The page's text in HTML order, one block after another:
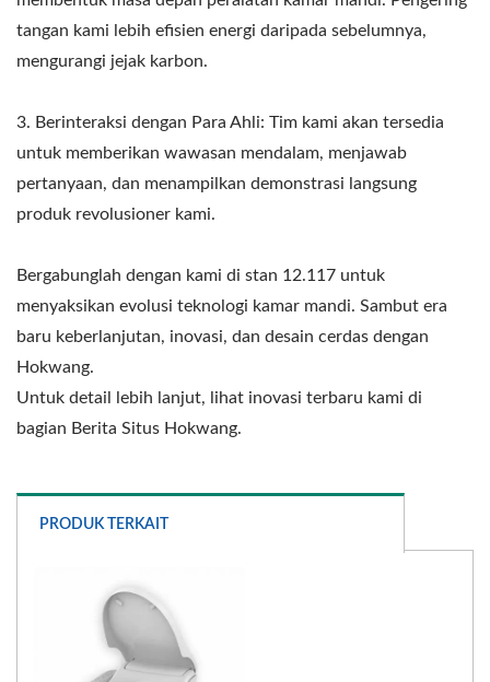
tangan kami lebih efisien energi daripada sebelumnya,
mengurangi jejak karbon.
3. Berinteraksi dengan Para Ahli: Tim kami akan tersedia
untuk memberikan wawasan mendalam, menjawab
pertanyaan, dan menampilkan demonstrasi langsung
produk revolusioner kami.
Bergabunglah dengan kami di stan 12.117 untuk
menyaksikan evolusi teknologi kamar mandi. Sambut era
baru keberlanjutan, inovasi, dan desain cerdas dengan
Hokwang.
Untuk detail lebih lanjut, lihat inovasi terbaru kami di
bagian Berita Situs Hokwang.
PRODUK TERKAIT